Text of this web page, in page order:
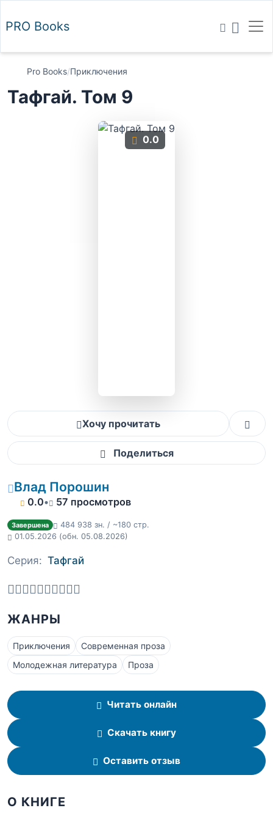
PRO Books
Pro Books/Приключения
Тафгай. Том 9
0.0
Хочу прочитать
Поделиться
Влад Порошин
0.0• 57 просмотров
Завершена
484 938 зн. / ~180 стр.
01.05.2026 (обн. 05.08.2026)
Серия: Тафгай
ЖАНРЫ
Приключения
Современная проза
Молодежная литература
Проза
Читать онлайн
Скачать книгу
Оставить отзыв
О КНИГЕ